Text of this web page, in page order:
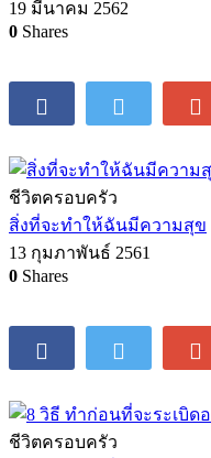
19 มีนาคม 2562
0 Shares
ชีวิตครอบครัว
สิ่งที่จะทำให้ฉันมีความสุข
13 กุมภาพันธ์ 2561
0 Shares
ชีวิตครอบครัว